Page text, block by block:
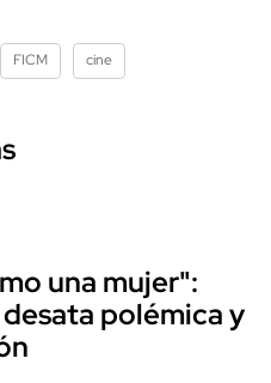
FICM cine
una mujer":
polémica y